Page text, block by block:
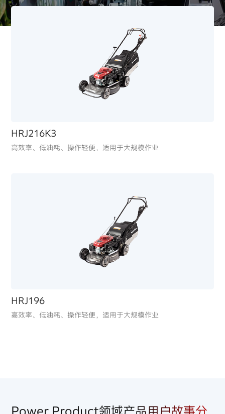
低噪音、动力强劲、轻量化的垂直轴动力单元
适用于庭院割草机/高压清洗机
低噪音、动力强劲、轻量化的垂直轴动力单元
适用于庭院割草机/高压清洗机
低噪音、动力强劲、轻量化的垂直轴动力单元
HRJ216K3
高效率、低油耗、操作轻便，适用于大规模作业
HRJ196
高效率、低油耗、操作轻便，适用于大规模作业